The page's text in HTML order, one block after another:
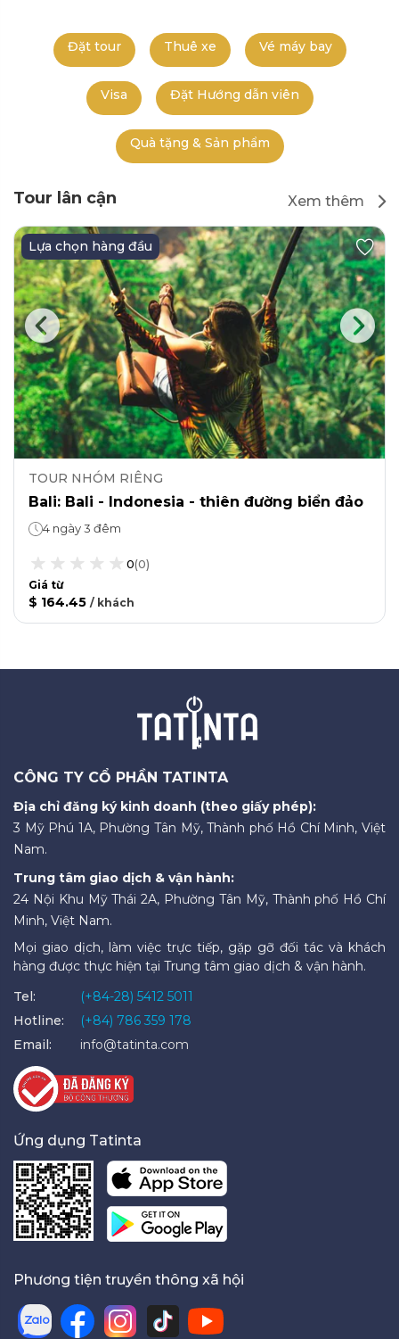
Đặt tour Thuê xe Vé máy bay
Visa Đặt Hướng dẫn viên
Quà tặng & Sản phẩm
Tour lân cận Xem thêm
Lựa chọn hàng đầu
TOUR NHÓM RIÊNG
Bali: Bali - Indonesia - thiên đường biển đảo
4 ngày 3 đêm
0(0)
Giá từ
$ 164.45 / khách
CÔNG TY CỔ PHẦN TATINTA
Địa chỉ đăng ký kinh doanh (theo giấy phép):
3 Mỹ Phú 1A, Phường Tân Mỹ, Thành phố Hồ Chí Minh, Việt
Nam.
Trung tâm giao dịch & vận hành:
24 Nội Khu Mỹ Thái 2A, Phường Tân Mỹ, Thành phố Hồ Chí
Minh, Việt Nam.
Mọi giao dịch, làm việc trực tiếp, gặp gỡ đối tác và khách
hàng được thực hiện tại Trung tâm giao dịch & vận hành.
Tel:
(+84-28) 5412 5011
Hotline:
(+84) 786 359 178
Email:
info@tatinta.com
Ứng dụng Tatinta
Phương tiện truyền thông xã hội